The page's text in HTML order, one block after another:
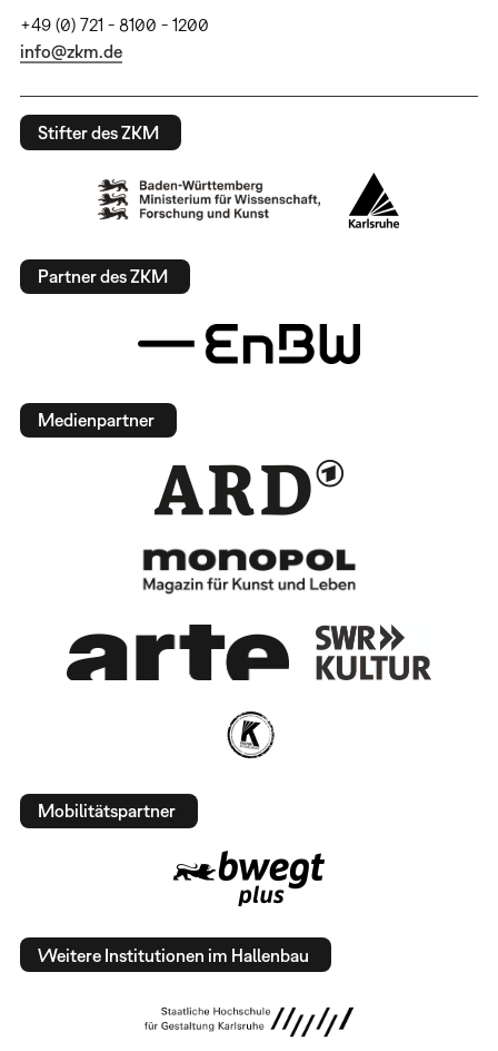
+49 (0) 721 - 8100 - 1200
info@zkm.de
Stifter des ZKM
Partner des ZKM
Medienpartner
Mobilitätspartner
Weitere Institutionen im Hallenbau